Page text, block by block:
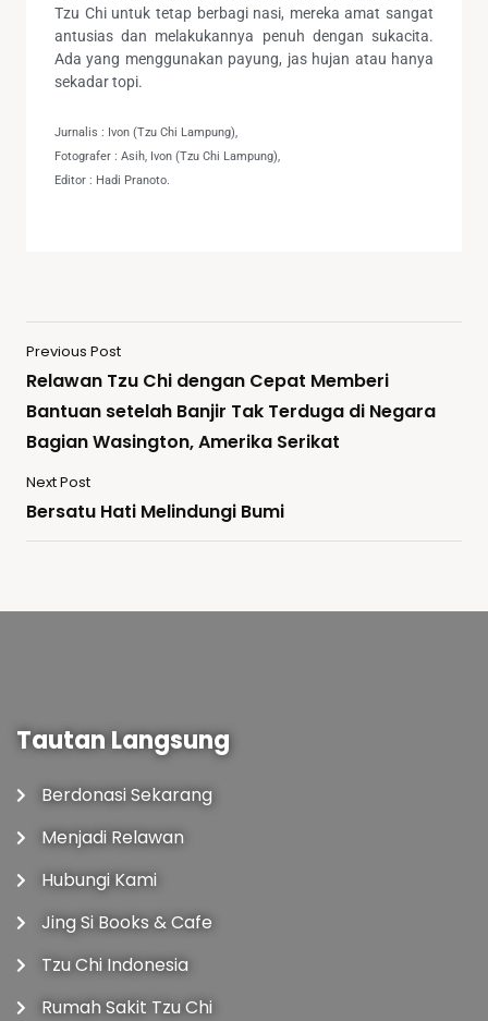
Tzu Chi untuk tetap berbagi nasi, mereka amat sangat
antusias dan melakukannya penuh dengan sukacita.
Ada yang menggunakan payung, jas hujan atau hanya
sekadar topi.
Jurnalis : Ivon (Tzu Chi Lampung),
Fotografer : Asih, Ivon (Tzu Chi Lampung),
Editor : Hadi Pranoto.
Previous Post
Relawan Tzu Chi dengan Cepat Memberi
Bantuan setelah Banjir Tak Terduga di Negara
Bagian Wasington, Amerika Serikat
Next Post
Bersatu Hati Melindungi Bumi
Tautan Langsung
Berdonasi Sekarang
Menjadi Relawan
Hubungi Kami
Jing Si Books & Cafe
Tzu Chi Indonesia
Rumah Sakit Tzu Chi